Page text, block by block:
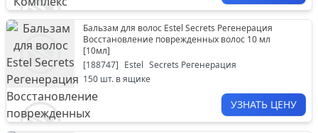
Бальзам для волос Estel Secrets Регенерация
Восстановление поврежденных волос 10 мл
[10мл]
[188747] Estel Secrets Регенерация
150 шт. в ящике
УЗНАТЬ ЦЕНУ